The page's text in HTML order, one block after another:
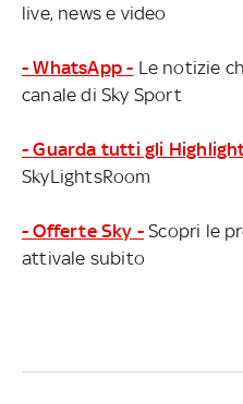
live, news e video
- WhatsApp - Le notizie
canale di Sky Sport
- Guarda tutti gli
SkyLightsRoom
- Offerte Sky - Scopri le
attivale subito